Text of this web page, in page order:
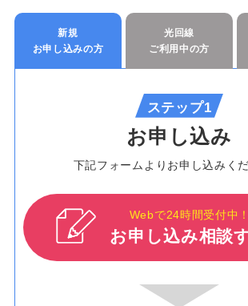
新規
お申し込みの方
光回線
ご利用中の方
ステップ1
お申し込み
下記フォームよりお申し込みくだ
Webで24時間受付中！
お申し込み相談